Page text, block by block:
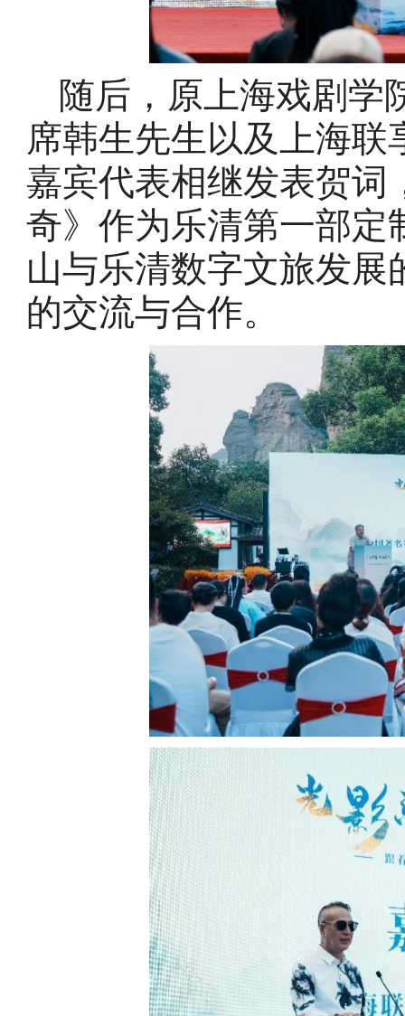
随后，原上海戏剧学
席韩生先生以及上海
嘉宾代表相继发表贺词
奇》作为乐清第一部定
山与乐清数字文旅发
的交流与合作。